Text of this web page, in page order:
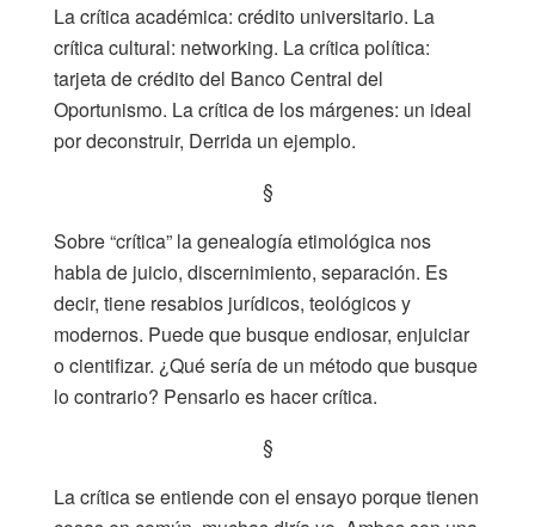
La crítica académica: crédito universitario. La
crítica cultural: networking. La crítica política:
tarjeta de crédito del Banco Central del
Oportunismo. La crítica de los márgenes: un ideal
por deconstruir, Derrida un ejemplo.
§
Sobre “crítica” la genealogía etimológica nos
habla de juicio, discernimiento, separación. Es
decir, tiene resabios jurídicos, teológicos y
modernos. Puede que busque endiosar, enjuiciar
o cientifizar. ¿Qué sería de un método que busque
lo contrario? Pensarlo es hacer crítica.
§
La crítica se entiende con el ensayo porque tienen